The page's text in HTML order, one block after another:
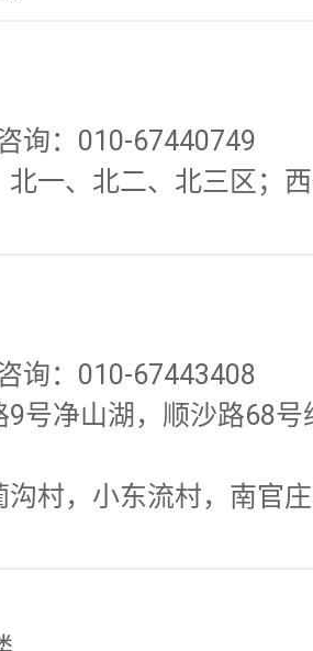
询：010-67440749
一、北二、北三区；
询：010-67443408
号净山湖，顺沙路68
村，小东流村，南官